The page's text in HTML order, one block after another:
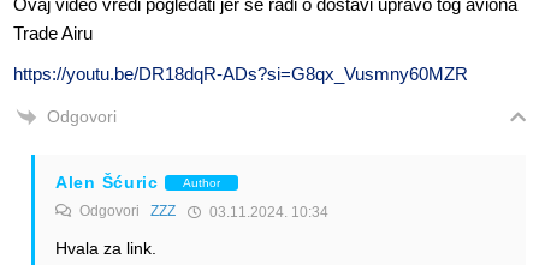
Ovaj video vredi pogledati jer se radi o dostavi upravo tog aviona
Trade Airu
https://youtu.be/DR18dqR-ADs?si=G8qx_Vusmny60MZR
Odgovori
Alen Šćuric Author
Odgovori ZZZ 03.11.2024. 10:34
Hvala za link.